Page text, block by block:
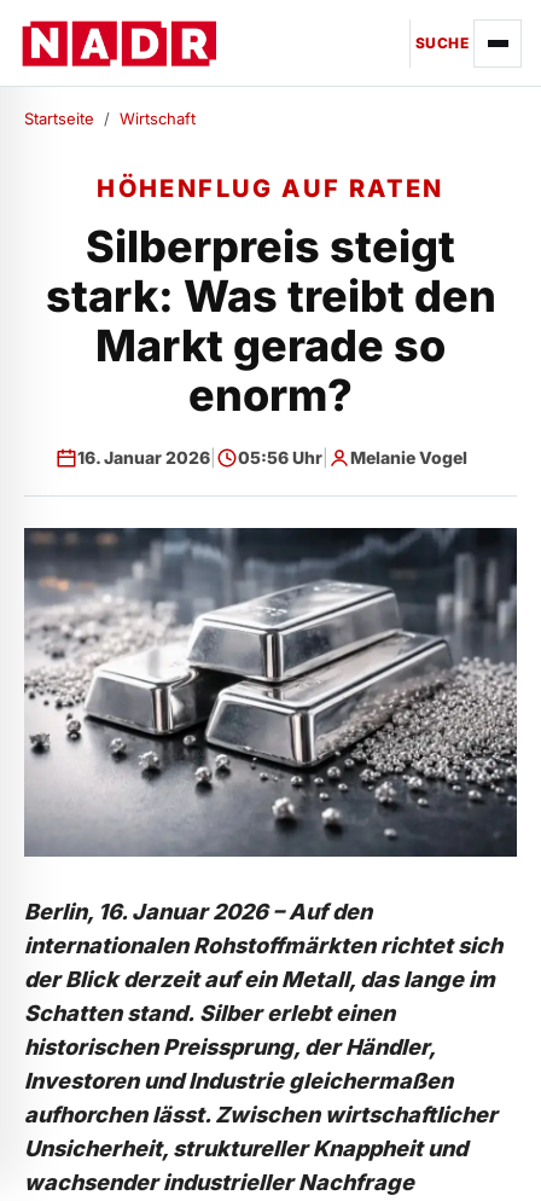
SUCHE
Startseite / Wirtschaft
HÖHENFLUG AUF RATEN
Silberpreis steigt
stark: Was treibt den
Markt gerade so
enorm?
16. Januar 2026 05:56 Uhr Melanie Vogel
Berlin, 16. Januar 2026 – Auf den
internationalen Rohstoffmärkten richtet sich
der Blick derzeit auf ein Metall, das lange im
Schatten stand. Silber erlebt einen
historischen Preissprung, der Händler,
Investoren und Industrie gleichermaßen
aufhorchen lässt. Zwischen wirtschaftlicher
Unsicherheit, struktureller Knappheit und
wachsender industrieller Nachfrage